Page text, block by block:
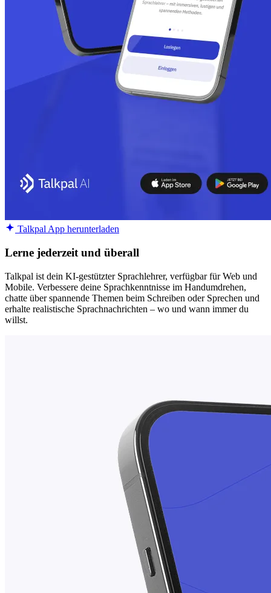
Talkpal App herunterladen
Lerne jederzeit und überall
Talkpal ist dein KI-gestützter Sprachlehrer, verfügbar für Web und
Mobile. Verbessere deine Sprachkenntnisse im Handumdrehen,
chatte über spannende Themen beim Schreiben oder Sprechen und
erhalte realistische Sprachnachrichten – wo und wann immer du
willst.